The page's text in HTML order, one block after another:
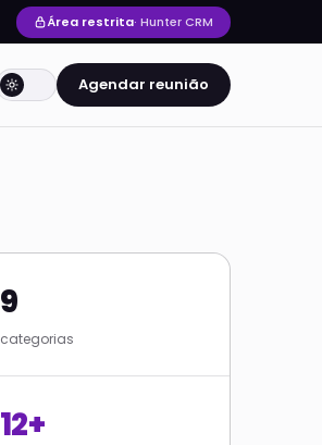
Área restrita· Hunter CRM
Agendar reunião
9
categorias
12+